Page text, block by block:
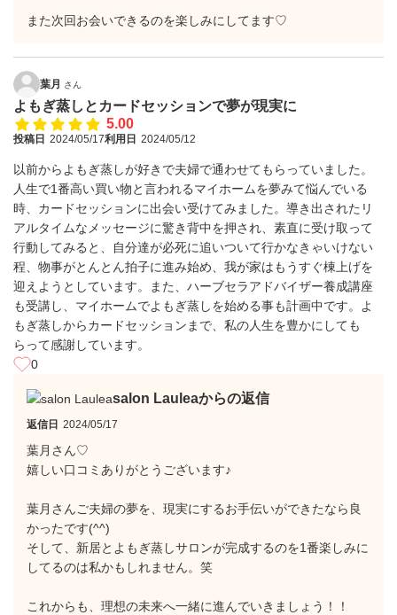
また次回お会いできるのを楽しみにしてます♡
葉月 さん
よもぎ蒸しとカードセッションで夢が現実に
5.00
投稿日 2024/05/17利用日 2024/05/12
以前からよもぎ蒸しが好きで夫婦で通わせてもらっていました。
人生で1番高い買い物と言われるマイホームを夢みて悩んでいる
時、カードセッションに出会い受けてみました。導き出されたリ
アルタイムなメッセージに驚き背中を押され、素直に受け取って
行動してみると、自分達が必死に追いついて行かなきゃいけない
程、物事がとんとん拍子に進み始め、我が家はもうすぐ棟上げを
迎えようとしています。また、ハーブセラアドバイザー養成講座
も受講し、マイホームでよもぎ蒸しを始める事も計画中です。よ
もぎ蒸しからカードセッションまで、私の人生を豊かにしても
らって感謝しています。
0
salon Lauleaからの返信
返信日 2024/05/17
葉月さん♡
嬉しい口コミありがとうございます♪
葉月さんご夫婦の夢を、現実にするお手伝いができたなら良
かったです(^^)
そして、新居とよもぎ蒸しサロンが完成するのを1番楽しみに
してるのは私かもしれません。笑
これからも、理想の未来へ一緒に進んでいきましょう！！